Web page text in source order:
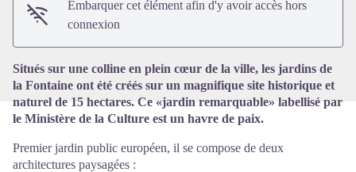
Embarquer cet élément afin d'y avoir accès hors
connexion
Situés sur une colline en plein cœur de la ville, les jardins de
la Fontaine ont été créés sur un magnifique site historique et
naturel de 15 hectares. Ce «jardin remarquable» labellisé par
le Ministère de la Culture est un havre de paix.
Premier jardin public européen, il se compose de deux
architectures paysagées :